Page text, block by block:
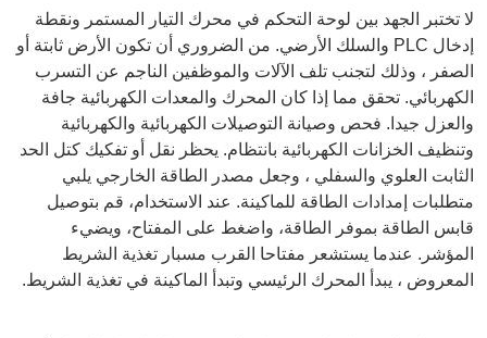
لا تختبر الجهد بين لوحة التحكم في محرك التيار المستمر ونقطة
إدخال PLC والسلك الأرضي. من الضروري أن تكون الأرض ثابتة أو
الصفر ، وذلك لتجنب تلف الآلات والموظفين الناجم عن التسرب
الكهربائي. تحقق مما إذا كان المحرك والمعدات الكهربائية جافة
والعزل جيدا. فحص وصيانة التوصيلات الكهربائية والكهربائية
وتنظيف الخزانات الكهربائية بانتظام. يحظر نقل أو تفكيك كتل الحد
الثابت العلوي والسفلي ، وجعل مصدر الطاقة الخارجي يلبي
متطلبات إمدادات الطاقة للماكينة. عند الاستخدام، قم بتوصيل
قابس الطاقة بموفر الطاقة، واضغط على المفتاح، ويضيء
المؤشر. عندما يستشعر مفتاحا القرب مسبار تغذية الشريط
المعروض ، يبدأ المحرك الرئيسي وتبدأ الماكينة في تغذية الشريط.